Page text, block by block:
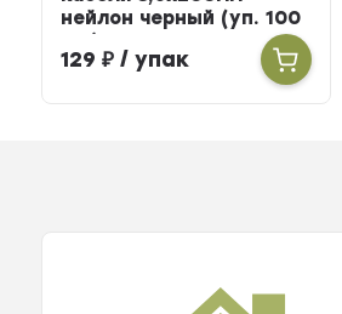
нейлон черный (уп. 100
шт.)
129₽ / упак